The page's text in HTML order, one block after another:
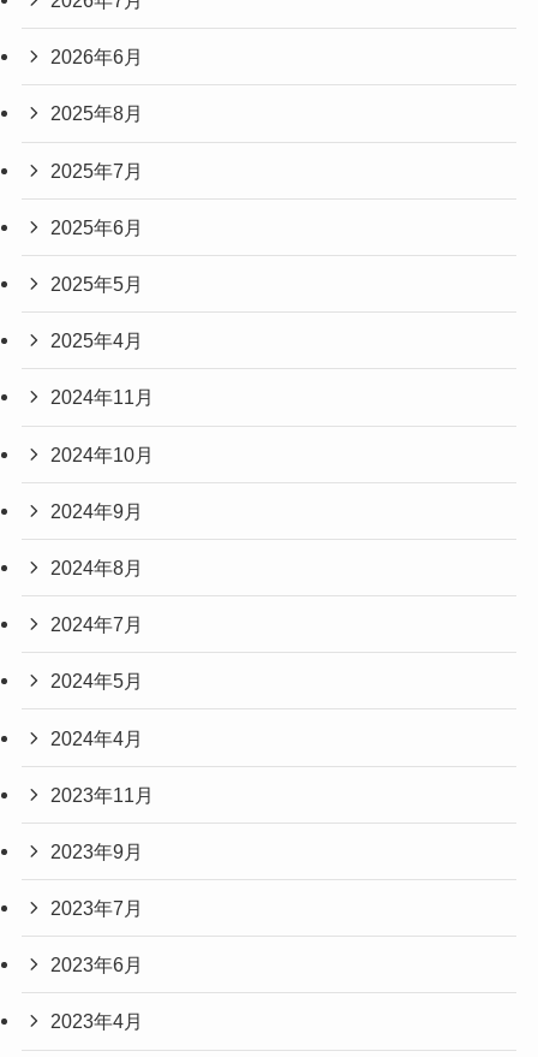
2026年6月
2025年8月
2025年7月
2025年6月
2025年5月
2025年4月
2024年11月
2024年10月
2024年9月
2024年8月
2024年7月
2024年5月
2024年4月
2023年11月
2023年9月
2023年7月
2023年6月
2023年4月